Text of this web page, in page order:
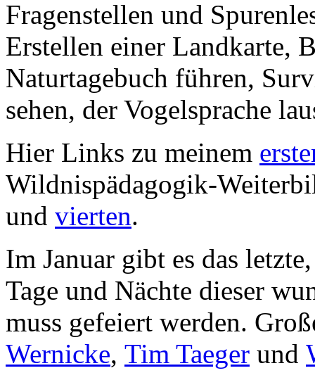
Fragenstellen und
Erstellen einer Landkarte,
Naturtagebuch führen,
sehen, der Vogelsprache
Hier Links zu meinem
Wildnispädagogik-
und vierten.
Im Januar gibt es das
Tage und Nächte dieser
muss gefeiert werden.
Wernicke, Tim Taeger und